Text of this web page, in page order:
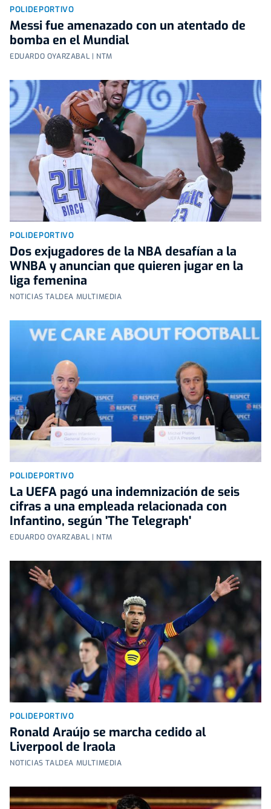
POLIDEPORTIVO
Messi fue amenazado con un atentado de
bomba en el Mundial
EDUARDO OYARZABAL | NTM
POLIDEPORTIVO
Dos exjugadores de la NBA desafían a la
WNBA y anuncian que quieren jugar en la
liga femenina
NOTICIAS TALDEA MULTIMEDIA
POLIDEPORTIVO
La UEFA pagó una indemnización de seis
cifras a una empleada relacionada con
Infantino, según 'The Telegraph'
EDUARDO OYARZABAL | NTM
POLIDEPORTIVO
Ronald Araújo se marcha cedido al
Liverpool de Iraola
NOTICIAS TALDEA MULTIMEDIA